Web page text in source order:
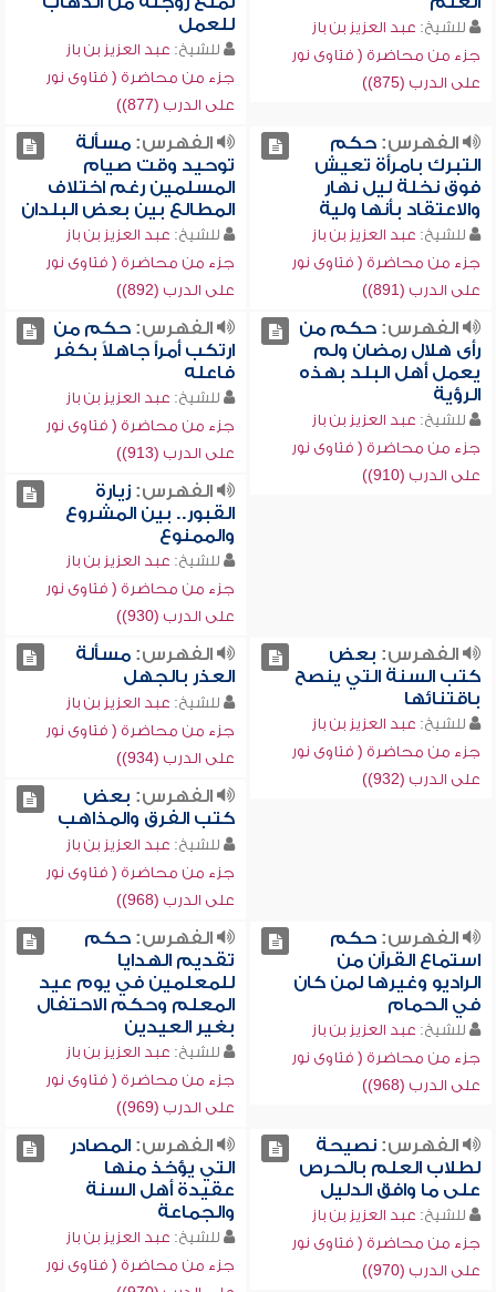
للشيخ: عبد العزيز بن باز
جزء من محاضرة ( فتاوى نور
على الدرب (875))
للعمل
للشيخ: عبد العزيز بن باز
جزء من محاضرة ( فتاوى نور
على الدرب (877))
الفهرس:حكم
التبرك بامرأة تعيش
فوق نخلة ليل نهار
والاعتقاد بأنها ولية
للشيخ: عبد العزيز بن باز
جزء من محاضرة ( فتاوى نور
على الدرب (891))
الفهرس:مسألة
توحيد وقت صيام
المسلمين رغم اختلاف
المطالع بين بعض البلدان
للشيخ: عبد العزيز بن باز
جزء من محاضرة ( فتاوى نور
على الدرب (892))
الفهرس:حكم من
رأى هلال رمضان ولم
يعمل أهل البلد بهذه
الرؤية
للشيخ: عبد العزيز بن باز
جزء من محاضرة ( فتاوى نور
على الدرب (910))
الفهرس:حكم من
ارتكب أمراً جاهلاً بكفر
فاعله
للشيخ: عبد العزيز بن باز
جزء من محاضرة ( فتاوى نور
على الدرب (913))
الفهرس:زيارة
القبور.. بين المشروع
والممنوع
للشيخ: عبد العزيز بن باز
جزء من محاضرة ( فتاوى نور
على الدرب (930))
الفهرس: بعض
كتب السنة التي ينصح
باقتنائها
للشيخ: عبد العزيز بن باز
جزء من محاضرة ( فتاوى نور
على الدرب (932))
الفهرس:مسألة
العذر بالجهل
للشيخ: عبد العزيز بن باز
جزء من محاضرة ( فتاوى نور
على الدرب (934))
الفهرس: بعض
كتب الفرق والمذاهب
للشيخ: عبد العزيز بن باز
جزء من محاضرة ( فتاوى نور
على الدرب (968))
الفهرس:حكم
استماع القرآن من
الراديو وغيرها لمن كان
في الحمام
للشيخ: عبد العزيز بن باز
جزء من محاضرة ( فتاوى نور
على الدرب (968))
الفهرس:حكم
تقديم الهدايا
للمعلمين في يوم عيد
المعلم وحكم الاحتفال
بغير العيدين
للشيخ: عبد العزيز بن باز
جزء من محاضرة ( فتاوى نور
على الدرب (969))
الفهرس:نصيحة
لطلاب العلم بالحرص
على ما وافق الدليل
للشيخ: عبد العزيز بن باز
جزء من محاضرة ( فتاوى نور
على الدرب (970))
الفهرس:المصادر
التي يؤخذ منها
عقيدة أهل السنة
والجماعة
للشيخ: عبد العزيز بن باز
جزء من محاضرة ( فتاوى نور